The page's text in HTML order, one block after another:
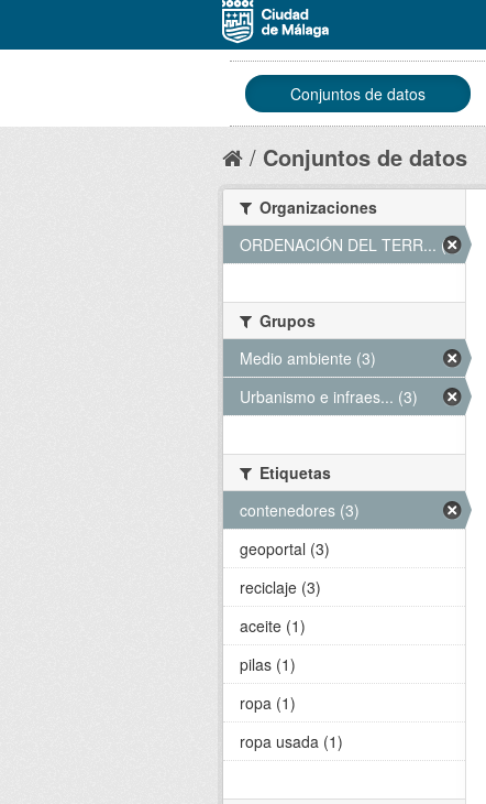
Conjuntos de datos
Conjuntos de datos
Organizaciones
ORDENACIÓN DEL TERR... (3)
Grupos
Medio ambiente (3)
Urbanismo e infraes... (3)
Etiquetas
contenedores (3)
geoportal (3)
reciclaje (3)
aceite (1)
pilas (1)
ropa (1)
ropa usada (1)